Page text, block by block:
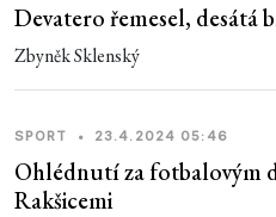
Devatero řemesel, desátá
Zbyněk Sklenský
SPORT • 23.4.2024 05:46
Ohlédnutí za fotbalovým
Rakšicemi